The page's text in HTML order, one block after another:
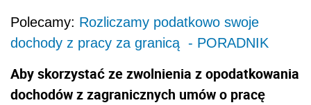
Polecamy: Rozliczamy podatkowo swoje
dochody z pracy za granicą - PORADNIK
Aby skorzystać ze zwolnienia z opodatkowania
dochodów z zagranicznych umów o pracę